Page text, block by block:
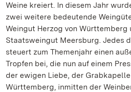
Weine kreiert. In diesem Jahr
zwei weitere bedeutende
Weingut Herzog von Württemberg
Staatsweingut Meersburg. Jedes
steuert zum Themenjahr einen
Tropfen bei, die nun auf einem
der ewigen Liebe, der
Württemberg, inmitten der